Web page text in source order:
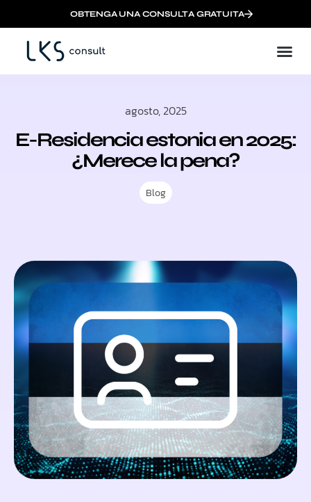
OBTENGA UNA CONSULTA GRATUITA
agosto, 2025
E-Residencia estonia en 2025:
¿Merece la pena?
Blog